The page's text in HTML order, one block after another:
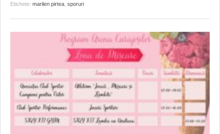
Etichete: marilen pirtea sporuri